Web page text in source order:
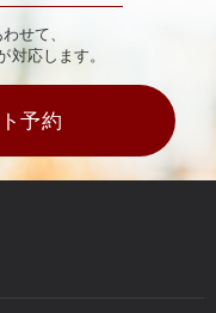
せて、
対応します。
予約